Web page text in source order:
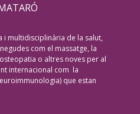
multidisciplinària de la salut,
com el massatge, la
o altres noves per al
internacional com la
que estan